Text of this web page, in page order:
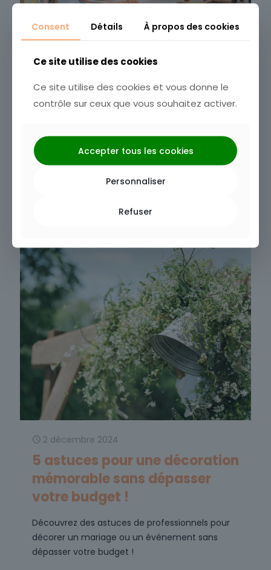
2 janvier 2025
Mariage terracotta : Louez
votre décoration !
Pour un mariage à petit prix : Découvrez toutes
2 décembre 2024
5 astuces pour une décoration
mémorable sans dépasser
votre budget !
Découvrez des astuces de professionnels pour
décorer un mariage ou un événement sans
dépasser votre budget !
Consent Détails À propos des cookies
Ce site utilise des cookies
Ce site utilise des cookies et vous donne le
contrôle sur ceux que vous souhaitez activer.
Refuser
Personnaliser
Accepter tous les cookies